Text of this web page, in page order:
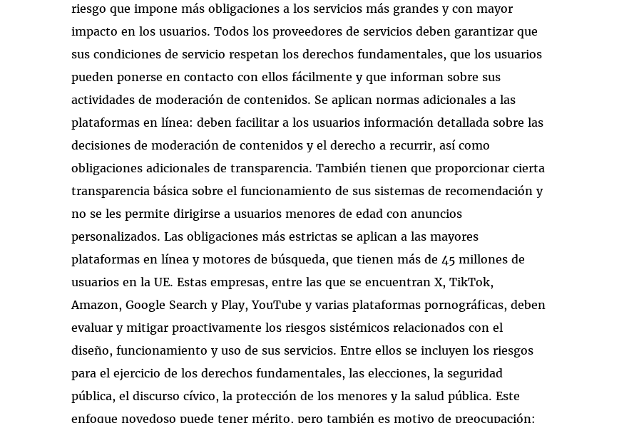
riesgo que impone más obligaciones a los servicios más grandes y con mayor
impacto en los usuarios. Todos los proveedores de servicios deben garantizar que
sus condiciones de servicio respetan los derechos fundamentales, que los usuarios
pueden ponerse en contacto con ellos fácilmente y que informan sobre sus
actividades de moderación de contenidos. Se aplican normas adicionales a las
plataformas en línea: deben facilitar a los usuarios información detallada sobre las
decisiones de moderación de contenidos y el derecho a recurrir, así como
obligaciones adicionales de transparencia. También tienen que proporcionar cierta
transparencia básica sobre el funcionamiento de sus sistemas de recomendación y
no se les permite dirigirse a usuarios menores de edad con anuncios
personalizados. Las obligaciones más estrictas se aplican a las mayores
plataformas en línea y motores de búsqueda, que tienen más de 45 millones de
usuarios en la UE. Estas empresas, entre las que se encuentran X, TikTok,
Amazon, Google Search y Play, YouTube y varias plataformas pornográficas, deben
evaluar y mitigar proactivamente los riesgos sistémicos relacionados con el
diseño, funcionamiento y uso de sus servicios. Entre ellos se incluyen los riesgos
para el ejercicio de los derechos fundamentales, las elecciones, la seguridad
pública, el discurso cívico, la protección de los menores y la salud pública. Este
enfoque novedoso puede tener mérito, pero también es motivo de preocupación: